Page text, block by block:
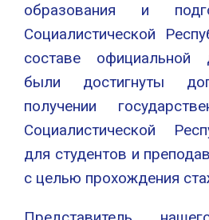
образования и
Социалистической
составе официальной
были достигнуты
получении
Социалистической
для студентов и
с целью прохождения